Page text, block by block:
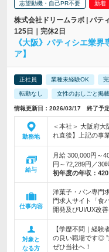
志望動機・自己PR不要
株式会社ドリームラボ | パテ
125日｜完休2日
《大阪》パティシエ業
ア】
正社員 業種未経験OK
転勤なし 女性のおしごと掲
情報更新日：2026/03/17 終了予
勤務地
＜本社＞ 大阪府
れ直後】上記の事
給与
月給 300,000円～
円～72,289円／30
初年度の年収：
仕事内容
洋菓子・パン専門
門求人サイト「食
開発及びUI/UX改善
対象と
なる方
【学歴不問｜経験
の良い職場です◎ ”
ぜひ当社へ！